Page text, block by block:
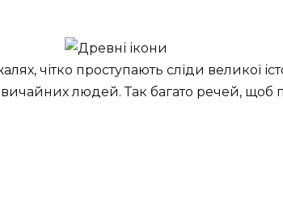
чітко проступають сліди великої
людей. Так багато речей, щоб